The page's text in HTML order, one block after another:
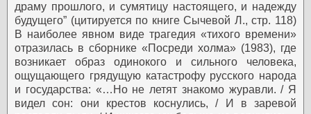
драму прошлого, и сумятицу настоящего, и надежду
будущего” (цитируется по книге Сычевой Л., стр. 118)
В наиболее явном виде трагедия «тихого времени»
отразилась в сборнике «Посреди холма» (1983), где
возникает образ одинокого и сильного человека,
ощущающего грядущую катастрофу русского народа
и государства: «…Но не летят знакомо журавли. / Я
видел сон: они крестов коснулись, / И в заревой